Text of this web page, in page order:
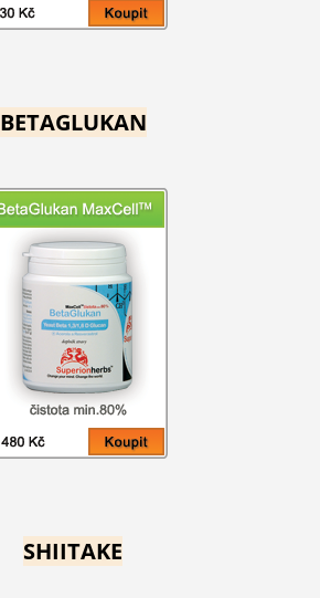
BETAGLUKAN
SHIITAKE